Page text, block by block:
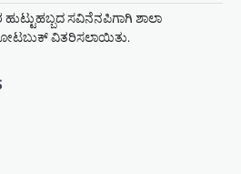
ಸವಿನೆನಪಿಗಾಗಿ ಶಾಲಾ
ವಿತರಿಸಲಾಯಿತು.